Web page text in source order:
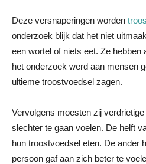
Deze versnaperingen worden
onderzoek blijk dat het niet
een wortel of niets eet. Ze hebben
het onderzoek werd aan mensen
ultieme troostvoedsel zagen.
Vervolgens moesten zij
slechter te gaan voelen. De helft
hun troostvoedsel eten. De ander
persoon gaf aan zich beter te